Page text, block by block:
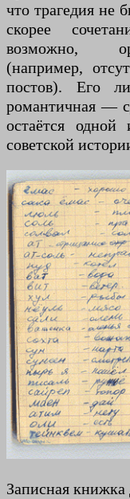
что трагедия не
скорее
возможно,
(например,
постов). Его
романтичная —
остаётся одной
советской
Записная